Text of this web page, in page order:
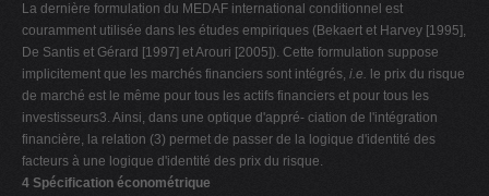
La dernière formulation du MEDAF international conditionnel est
couramment utilisée dans les études empiriques (Bekaert et Harvey [1995],
De Santis et Gérard [1997] et Arouri [2005]). Cette formulation suppose
implicitement que les marchés financiers sont intégrés, i.e. le prix du risque
de marché est le même pour tous les actifs financiers et pour tous les
investisseurs3. Ainsi, dans une optique d'appré- ciation de l'intégration
financière, la relation (3) permet de passer de la logique d'identité des
facteurs à une logique d'identité des prix du risque.
4 Spécification économétrique